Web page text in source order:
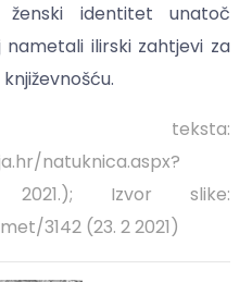
identitet unatoč
ilirski zahtjevi za
natuknica.aspx?
Izvor slike:
3142 (23. 2 2021)